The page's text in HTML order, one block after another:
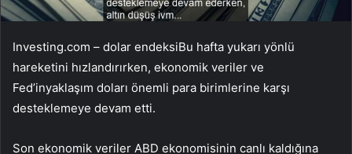
Investing.com – dolar endeksiBu hafta yukarı yönlü
hareketini hızlandırırken, ekonomik veriler ve
Fed’inyaklaşım doları önemli para birimlerine karşı
desteklemeye devam etti.
Son ekonomik veriler ABD ekonomisinin canlı kaldığına